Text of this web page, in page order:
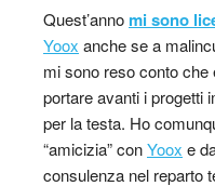
Quest’anno mi sono
Yoox anche se a
mi sono reso conto
portare avanti i progetti
per la testa. Ho
“amicizia” conYoox e
consulenza nel reparto